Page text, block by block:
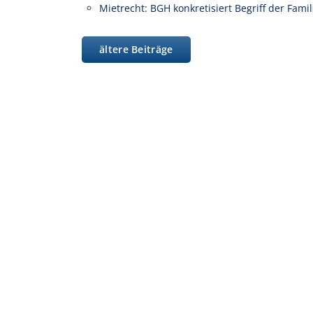
Mietrecht: BGH konkretisiert Begriff der
ältere Beiträge